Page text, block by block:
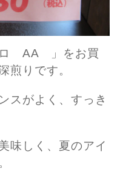
ロ AA 」をお買
煎りです。
スがよく、すっき
味しく、夏のアイ